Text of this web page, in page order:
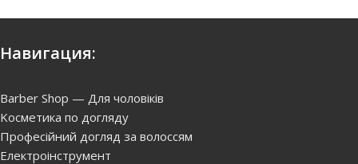
Навигация:
Barber Shop — Для чоловіків
Kосметика по догляду
Професійний догляд за волоссям
Електроінструмент